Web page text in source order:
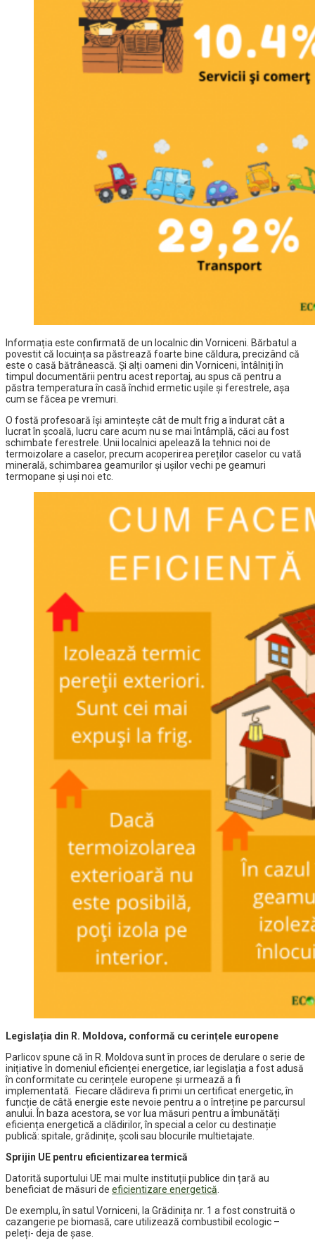
Informația este confirmată de un localnic din Vorniceni. Bărbatul a
povestit că locuința sa păstrează foarte bine căldura, precizând că
este o casă bătrânească. Şi alți oameni din Vorniceni, întâlniți în
timpul documentării pentru acest reportaj, au spus că pentru a
păstra temperatura în casă închid ermetic ușile și ferestrele, așa
cum se făcea pe vremuri.
O fostă profesoară îşi aminteşte cât de mult frig a îndurat cât a
lucrat în şcoală, lucru care acum nu se mai întâmplă, căci au fost
schimbate ferestrele. Unii localnici apelează la tehnici noi de
termoizolare a caselor, precum acoperirea pereților caselor cu vată
minerală, schimbarea geamurilor și ușilor vechi pe geamuri
termopane și uși noi etc.
Legislația din R. Moldova, conformă cu cerințele europene
Parlicov spune că în R. Moldova sunt în proces de derulare o serie de
inițiative în domeniul eficienței energetice, iar legislația a fost adusă
în conformitate cu cerințele europene și urmează a fi
implementată. Fiecare clădireva fi primi un certificat energetic, în
funcție de câtă energie este nevoie pentru a o întreține pe parcursul
anului. În baza acestora, se vor lua măsuri pentru a îmbunătăți
eficiența energetică a clădirilor, în special a celor cu destinație
publică: spitale, grădinițe, școli sau blocurile multietajate.
Sprijin UE pentru eficientizarea termică
Datorită suportului UE mai multe instituții publice din țară au
beneficiat de măsuri de eficientizare energetică
De exemplu, în satul Vorniceni, la Grădinița nr. 1 a fost construită o
cazangerie pe biomasă, care utilizează combustibil ecologic –
peleți- deja de șase.